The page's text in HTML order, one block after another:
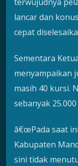
lancar dan
cepat
Sementara
menyampaikan
masih 40 kursi.
sebanyak
â€œPada saat
Kabupaten
sini tidak